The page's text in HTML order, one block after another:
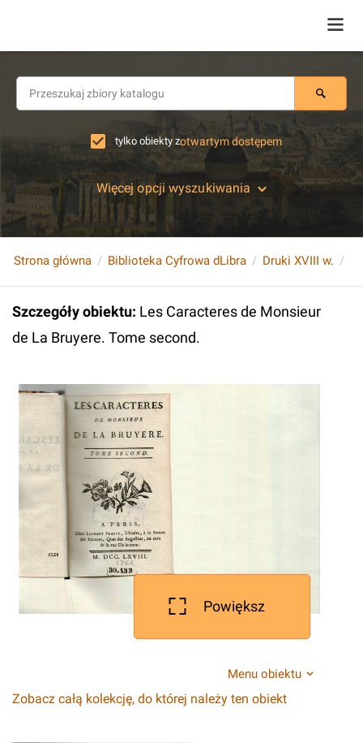
tylko obiekty zotwartym dostępem
Więcej opcji wyszukiwania
Strona główna Biblioteka Cyfrowa dLibra Druki XVIII w.
Szczegóły obiektu: Les Caracteres de Monsieur
de La Bruyere. Tome second.
Powiększ
Menu obiektu
Zobacz całą kolekcję, do której należy ten obiekt